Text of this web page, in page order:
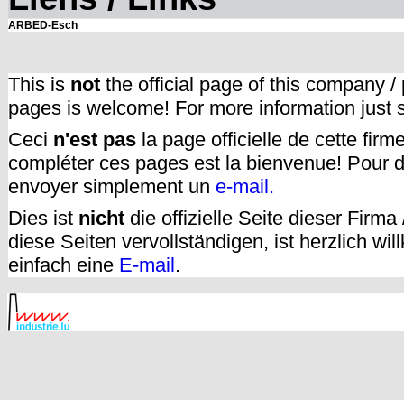
ARBED-Esch
This is not the official page of this company
pages is welcome! For more information just
Ceci n'est pas la page officielle de cette
compléter ces pages est la bienvenue! Pour
envoyer simplement un e-mail.
Dies ist nicht die offizielle Seite dieser
diese Seiten vervollständigen, ist herzlich
einfach eine E-mail.